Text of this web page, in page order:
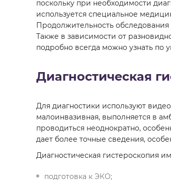
поскольку при необходимости
используется специальное
Продолжительность обследования
Также в зависимости от
подробно всегда можно узнать по
Диагностическая
Для диагностики используют
малоинвазивная, выполняется в
проводиться неоднократно,
дает более точные сведения,
Диагностическая гистероскопия
подготовка к ЭКО;